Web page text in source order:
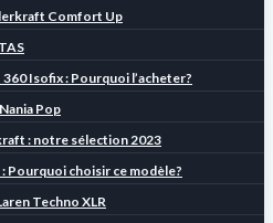
Comfort Up
Isofix : Pourquoi l’acheter?
Pop
: notre sélection 2023
Pourquoi choisir ce modèle?
Techno XLR